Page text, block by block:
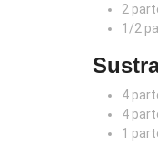
2
1/2
4
4
1